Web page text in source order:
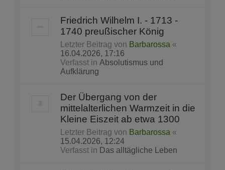
Friedrich Wilhelm I. - 1713 -
1740 preußischer König
Letzter Beitrag von Barbarossa «
16.04.2026, 17:16
Verfasst in Absolutismus und
Aufklärung
Der Übergang von der
mittelalterlichen Warmzeit in die
Kleine Eiszeit ab etwa 1300
Letzter Beitrag von Barbarossa «
15.04.2026, 12:24
Verfasst in Das alltägliche Leben